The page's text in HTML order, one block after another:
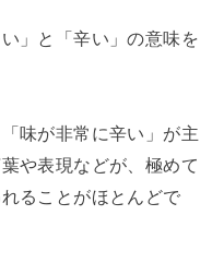
」と「辛い」の意味を
味が非常に辛い」が主
や表現などが、極めて
ることがほとんどで